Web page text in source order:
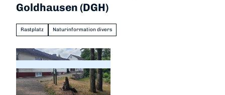
Goldhausen (DGH)
Rastplatz Naturinformation divers